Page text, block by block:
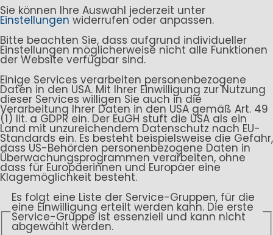
Sie können Ihre Auswahl jederzeit unter
Einstellungen widerrufen oder anpassen.
Bitte beachten Sie, dass aufgrund individueller
Einstellungen möglicherweise nicht alle Funktionen
der Website verfügbar sind.
Einige Services verarbeiten personenbezogene
Daten in den USA. Mit Ihrer Einwilligung zur Nutzung
dieser Services willigen Sie auch in die
Verarbeitung Ihrer Daten in den USA gemäß Art. 49
(1) lit. a GDPR ein. Der EuGH stuft die USA als ein
Land mit unzureichendem Datenschutz nach EU-
Standards ein. Es besteht beispielsweise die Gefahr,
dass US-Behörden personenbezogene Daten in
Überwachungsprogrammen verarbeiten, ohne
dass für Europäerinnen und Europäer eine
Klagemöglichkeit besteht.
Es folgt eine Liste der Service-Gruppen, für die
eine Einwilligung erteilt werden kann. Die erste
Service-Gruppe ist essenziell und kann nicht
abgewählt werden.